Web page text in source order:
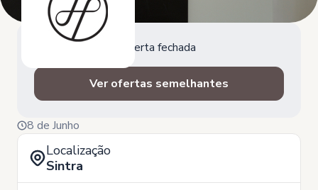
Oferta fechada
Ver ofertas semelhantes
8 de Junho
Localização
Sintra